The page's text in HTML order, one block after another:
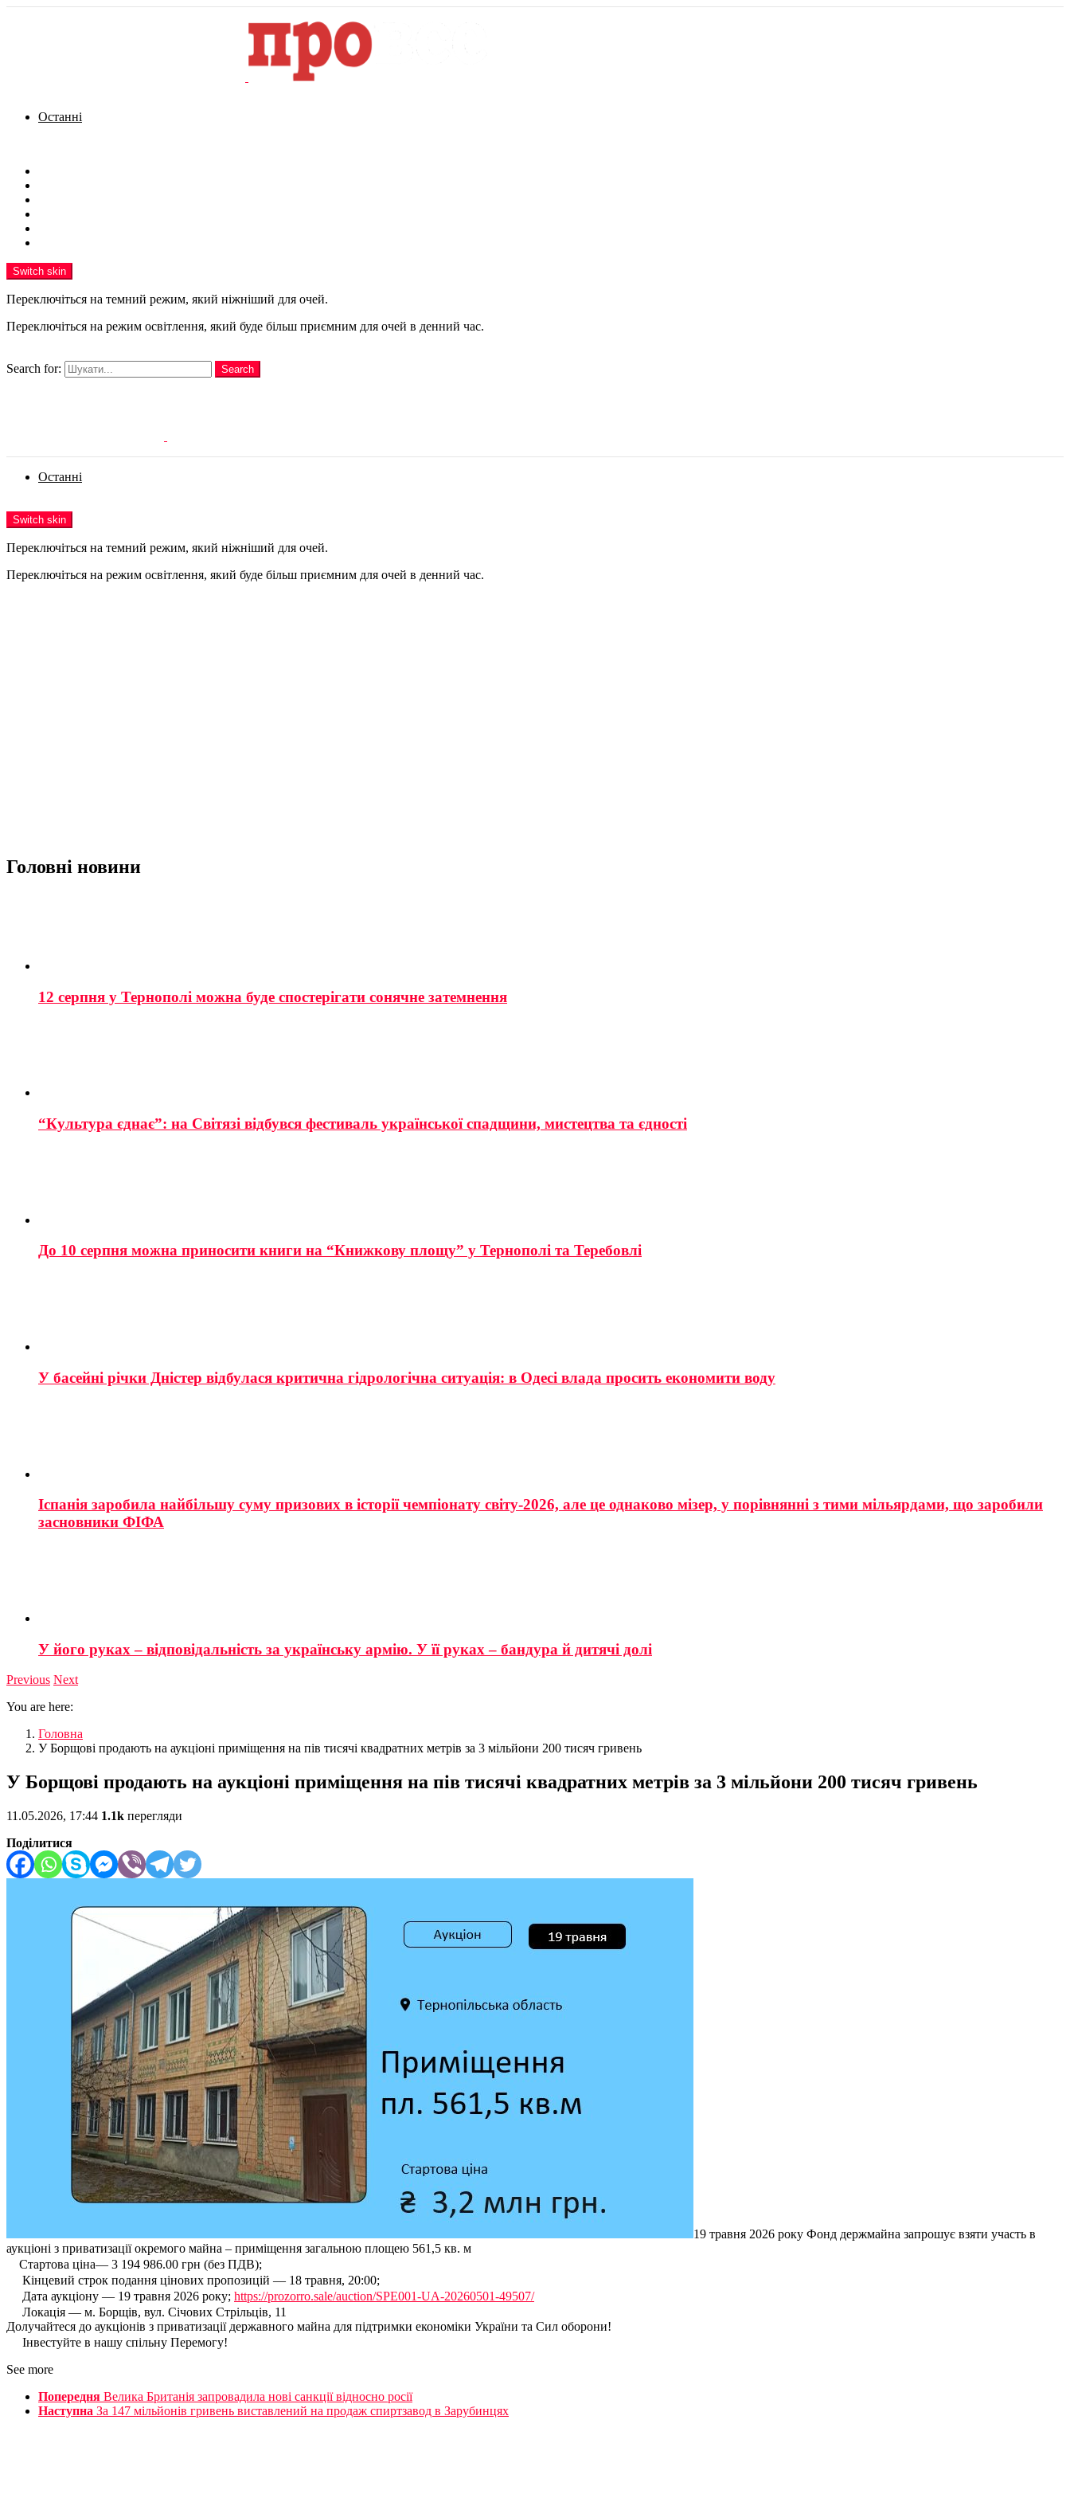
Останні
Switch skin
Переключіться на темний режим, який ніжніший для очей.
Переключіться на режим освітлення, який буде більш приємним для очей в денний час.
Search for:
Search
Останні
Switch skin
Переключіться на темний режим, який ніжніший для очей.
Переключіться на режим освітлення, який буде більш приємним для очей в денний час.
Головні новини
12 серпня у Тернополі можна буде спостерігати сонячне затемнення
“Культура єднає”: на Світязі відбувся фестиваль української спадщини, мистецтва та єдності
До 10 серпня можна приносити книги на “Книжкову площу” у Тернополі та Теребовлі
У басейні річки Дністер відбулася критична гідрологічна ситуація: в Одесі влада просить економити воду
Іспанія заробила найбільшу суму призових в історії чемпіонату світу-2026, але це однаково мізер, у порівнянні з тими мільярдами, що заробили
засновники ФІФА
У його руках – відповідальність за українську армію. У її руках – бандура й дитячі долі
Previous Next
You are here:
Головна
У Борщові продають на аукціоні приміщення на пів тисячі квадратних метрів за 3 мільйони 200 тисяч гривень
У Борщові продають на аукціоні приміщення на пів тисячі квадратних метрів за 3 мільйони 200 тисяч гривень
11.05.2026, 17:44 1.1k перегляди
Поділитися
19 травня 2026 року Фонд держмайна запрошує взяти участь в
аукціоні з приватизації окремого майна – приміщення загальною площею 561,5 кв. м
Стартова ціна— 3 194 986.00 грн (без ПДВ);
Кінцевий строк подання цінових пропозицій — 18 травня, 20:00;
Дата аукціону — 19 травня 2026 року; https://prozorro.sale/auction/SPE001-UA-20260501-49507/
Локація — м. Борщів, вул. Січових Стрільців, 11
Долучайтеся до аукціонів з приватизації державного майна для підтримки економіки України та Сил оборони!
Інвестуйте в нашу спільну Перемогу!
See more
Попередня Велика Британія запровадила нові санкції відносно росії
Наступна За 147 мільйонів гривень виставлений на продаж спиртзавод в Зарубинцях